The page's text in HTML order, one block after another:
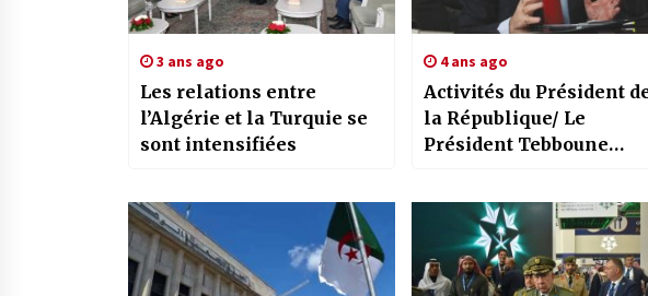
3 ans ago
Les relations entre
l’Algérie et la Turquie se
sont intensifiées
4 ans ago
Activités du Président
la République/ Le
Président Tebboune
Abdelaziz Rahabi…